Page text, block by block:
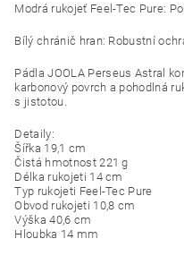
Modrá rukojeť Feel-Tec Pure:
Bílý chránič hran: Robustní
Pádla JOOLA Perseus Astral
karbonový povrch a pohodlná
s jistotou.
Detaily:
Šířka 19,1 cm
Čistá hmotnost 221 g
Délka rukojeti 14 cm
Typ rukojeti Feel-Tec Pure
Obvod rukojeti 10,8 cm
Výška 40,6 cm
Hloubka 14 mm